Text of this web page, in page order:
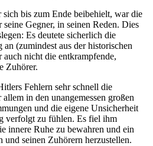
bis zum Ende beibehielt, war die
Gegner, in seinen Reden. Dies
Es deutete sicherlich die
an (zumindest aus der historischen
nicht die entkrampfende,
Zuhörer.
Fehlern sehr schnell die
in den unangemessen großen
und die eigene Unsicherheit
verfolgt zu fühlen. Es fiel ihm
innere Ruhe zu bewahren und ein
seinen Zuhörern herzustellen.